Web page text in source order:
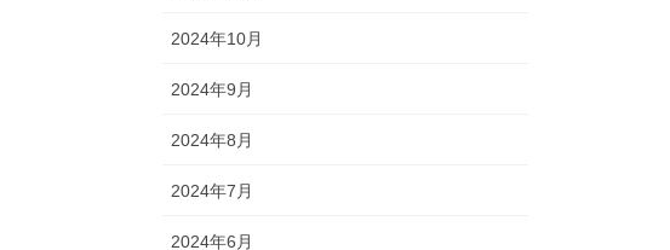
2024年10月
2024年9月
2024年8月
2024年7月
2024年6月